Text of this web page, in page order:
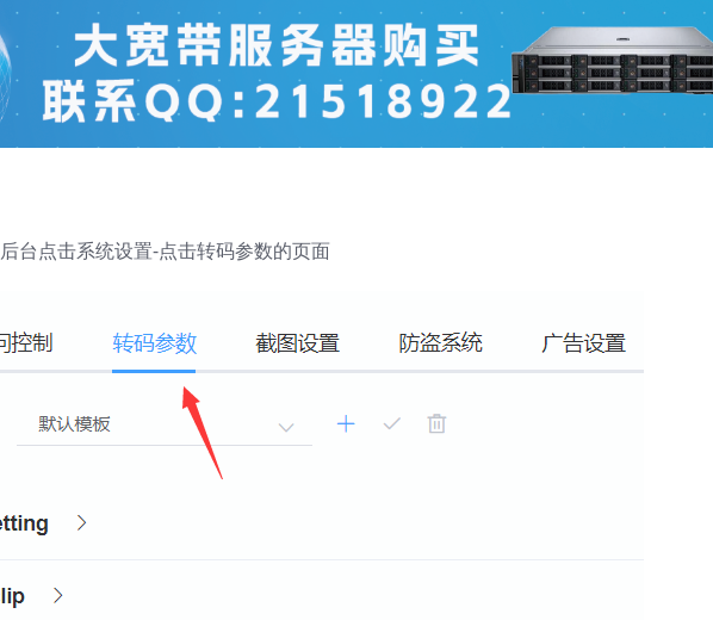
台点击系统设置-点击转码参数的页面